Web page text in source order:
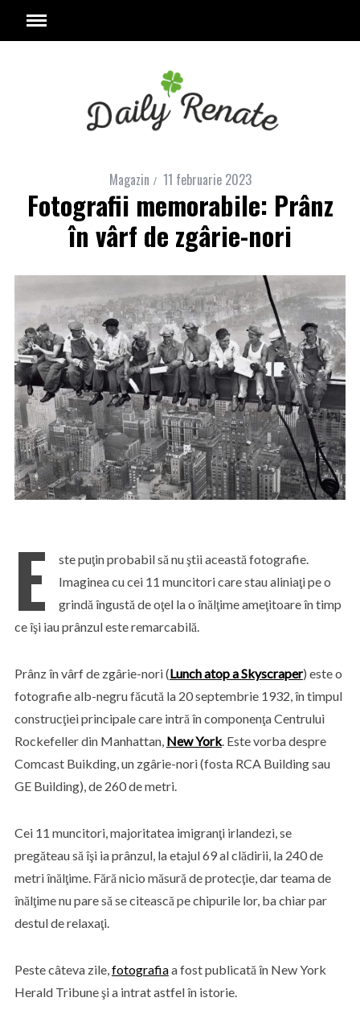
Magazin 11 februarie 2023
Fotografii memorabile: Prânz
în vârf de zgârie-nori
E
ste puţin probabil să nu ştii această fotografie.
Imaginea cu cei 11 muncitori care stau aliniaţi pe o
grindă îngustă de oţel la o înălţime ameţitoare în timp
ce îşi iau prânzul este remarcabilă.
Prânz în vârf de zgârie-nori (Lunch atop a Skyscraper) este o
fotografie alb-negru făcută la 20 septembrie 1932, în timpul
construcţiei principale care intră în componenţa Centrului
Rockefeller din Manhattan, New York. Este vorba despre
Comcast Buikding, un zgârie-nori (fosta RCA Building sau
GE Building), de 260 de metri.
Cei 11 muncitori, majoritatea imigranţi irlandezi, se
pregăteau să îşi ia prânzul, la etajul 69 al clădirii, la 240 de
metri înălţime. Fără nicio măsură de protecţie, dar teama de
înălţime nu pare să se citească pe chipurile lor, ba chiar par
destul de relaxaţi.
Peste câteva zile,fotografiaa fost publicată în New York
Herald Tribune şi a intrat astfel în istorie.